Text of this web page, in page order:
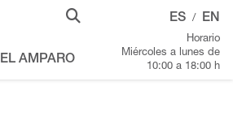
EL AMPARO
ES / EN
Horario
Miércoles a lunes de
10:00 a 18:00 h